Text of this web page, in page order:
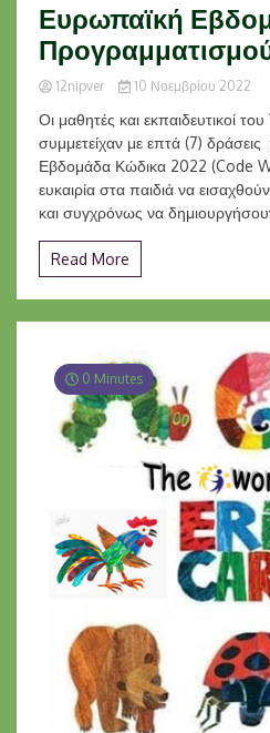
Ευρωπαϊκή
12nipver 10 Νοεμβρίου 2022
Οι μαθητές και εκπαιδευτικοί
συμμετείχαν με επτά (7)
Εβδομάδα Κώδικα 2022 (Code
ευκαιρία στα παιδιά να
και συγχρόνως να
Read More
0 Minutes